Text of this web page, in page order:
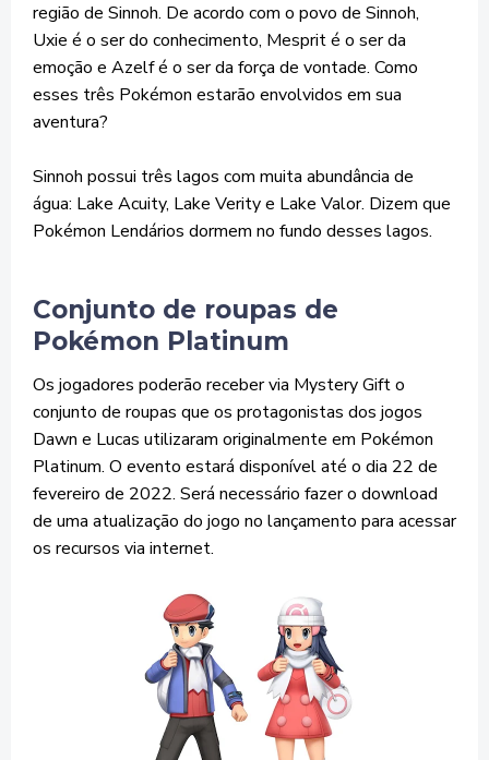
região de Sinnoh. De acordo com o povo de Sinnoh,
Uxie é o ser do conhecimento, Mesprit é o ser da
emoção e Azelf é o ser da força de vontade. Como
esses três Pokémon estarão envolvidos em sua
aventura?
Sinnoh possui três lagos com muita abundância de
água: Lake Acuity, Lake Verity e Lake Valor. Dizem que
Pokémon Lendários dormem no fundo desses lagos.
Conjunto de roupas de
Pokémon Platinum
Os jogadores poderão receber via Mystery Gift o
conjunto de roupas que os protagonistas dos jogos
Dawn e Lucas utilizaram originalmente em Pokémon
Platinum. O evento estará disponível até o dia 22 de
fevereiro de 2022. Será necessário fazer o download
de uma atualização do jogo no lançamento para acessar
os recursos via internet.